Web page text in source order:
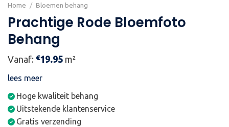
Home / Bloemen behang
Prachtige Rode Bloemfoto
Behang
Vanaf: €19.95 m²
lees meer
Hoge kwaliteit behang
Uitstekende klantenservice
Gratis verzending